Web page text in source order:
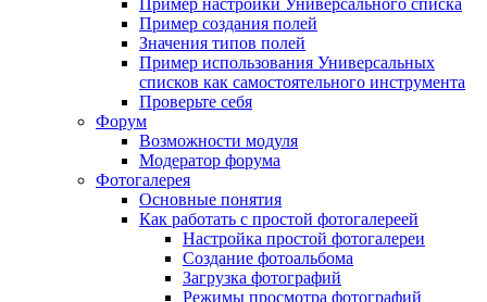
Пример настройки Универсального списка
Пример создания полей
Значения типов полей
Пример использования Универсальных
списков как самостоятельного инструмента
Проверьте себя
Форум
Возможности модуля
Модератор форума
Фотогалерея
Основные понятия
Как работать с простой фотогалереей
Настройка простой фотогалереи
Создание фотоальбома
Загрузка фотографий
Режимы просмотра фотографий